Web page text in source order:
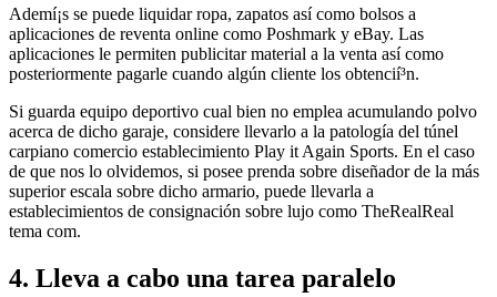
Ademí¡s se puede liquidar ropa, zapatos así­ como bolsos a
aplicaciones de reventa online como Poshmark y eBay. Las
aplicaciones le permiten publicitar material a la venta así­ como
posteriormente pagarle cuando algún cliente los obtencií³n.
Si guarda equipo deportivo cual bien no emplea acumulando polvo
acerca de dicho garaje, considere llevarlo a la patologí­a del túnel
carpiano comercio establecimiento Play it Again Sports. En el caso
de que nos lo olvidemos, si posee prenda sobre diseñador de la más
superior escala sobre dicho armario, puede llevarla a
establecimientos de consignación sobre lujo como TheRealReal
tema com.
4. Lleva a cabo una tarea paralelo